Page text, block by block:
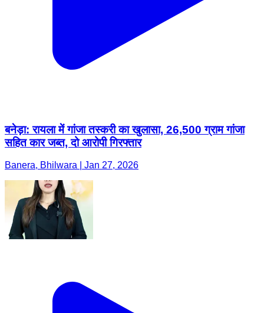
बनेड़ा: रायला में गांजा तस्करी का खुलासा, 26,500 ग्राम गांजा
सहित कार जब्त, दो आरोपी गिरफ्तार
Banera, Bhilwara | Jan 27, 2026